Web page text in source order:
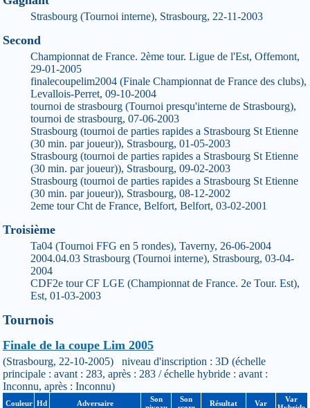
Strasbourg (Tournoi interne), Strasbourg, 22-11-2003
Second
Championnat de France. 2ème tour. Ligue de l'Est, Offemont,
29-01-2005
finalecoupelim2004 (Finale Championnat de France des clubs),
Levallois-Perret, 09-10-2004
tournoi de strasbourg (Tournoi presqu'interne de Strasbourg),
tournoi de strasbourg, 07-06-2003
Strasbourg (tournoi de parties rapides a Strasbourg St Etienne
(30 min. par joueur)), Strasbourg, 01-05-2003
Strasbourg (tournoi de parties rapides a Strasbourg St Etienne
(30 min. par joueur)), Strasbourg, 09-02-2003
Strasbourg (tournoi de parties rapides a Strasbourg St Etienne
(30 min. par joueur)), Strasbourg, 08-12-2002
2eme tour Cht de France, Belfort, Belfort, 03-02-2001
Troisième
Ta04 (Tournoi FFG en 5 rondes), Taverny, 26-06-2004
2004.04.03 Strasbourg (Tournoi interne), Strasbourg, 03-04-
2004
CDF2e tour CF LGE (Championnat de France. 2e Tour. Est),
Est, 01-03-2003
Tournois
Finale de la coupe Lim 2005
(Strasbourg, 22-10-2005) niveau d'inscription : 3D (échelle
principale : avant : 283, après : 283 / échelle hybride : avant :
Inconnu, après : Inconnu)
Couleur Hd Adversaire
Son
Son
Résultat Var
Var